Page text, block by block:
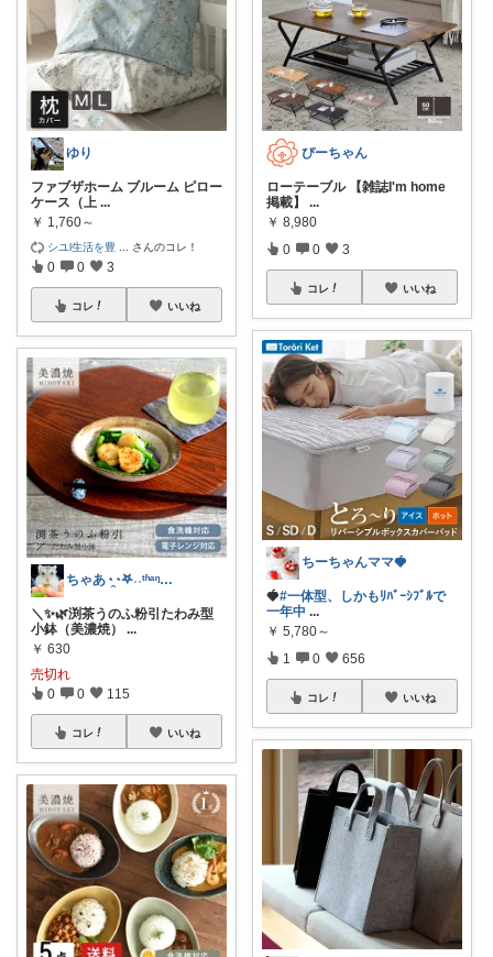
ゆり
ファブザホーム ブルーム ピロー
ケース（上 ...
￥ 1,760～
シユl生活を豊 さんのコレ！
0 0 3
コレ いいね
ちゃあ◔̯◔‪𖤐˒˒ᵗʱᵃᵑᵏᵧₒᵤ
＼✨🌿渕茶うのふ粉引たわみ型
小鉢（美濃焼）
...
￥ 630
売切れ
0 0 115
コレ いいね
ぴーちゃん
ローテーブル 【雑誌I'm home
掲載】
...
￥ 8,980
0 0 3
コレ いいね
ちーちゃんママ🍓
🍓#一体型、しかもﾘﾊﾞｰｼﾌﾞﾙで
一年中 ...
￥ 5,780～
1 0 656
コレ いいね